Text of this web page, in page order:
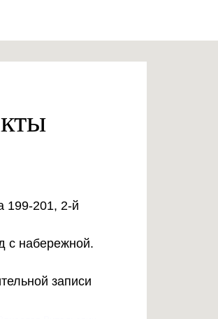
199-201, 2-й
с набережной.
записи